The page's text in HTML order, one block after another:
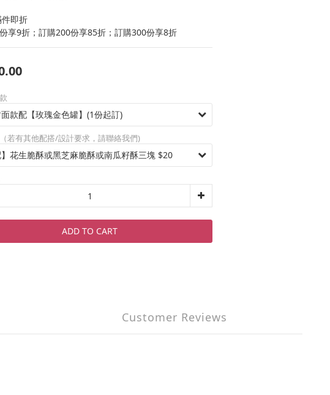
即折
享9折；訂購200份享85折；訂購300份享8折
若有其他配搭/設計要求，請聯絡我們)
ADD TO CART
Customer Reviews